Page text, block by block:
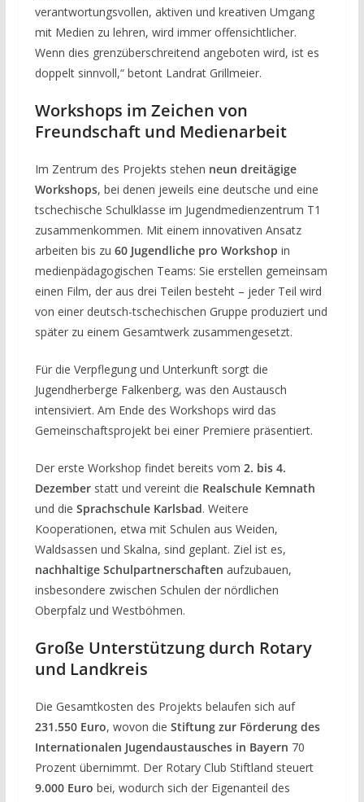
verantwortungsvollen, aktiven und kreativen Umgang
mit Medien zu lehren, wird immer offensichtlicher.
Wenn dies grenzüberschreitend angeboten wird, ist es
doppelt sinnvoll,“ betont Landrat Grillmeier.
Workshops im Zeichen von
Freundschaft und Medienarbeit
Im Zentrum des Projekts stehen neun dreitägige
Workshops, bei denen jeweils eine deutsche und eine
tschechische Schulklasse im Jugendmedienzentrum T1
zusammenkommen. Mit einem innovativen Ansatz
arbeiten bis zu 60 Jugendliche pro Workshop in
medienpädagogischen Teams: Sie erstellen gemeinsam
einen Film, der aus drei Teilen besteht – jeder Teil wird
von einer deutsch-tschechischen Gruppe produziert und
später zu einem Gesamtwerk zusammengesetzt.
Für die Verpflegung und Unterkunft sorgt die
Jugendherberge Falkenberg, was den Austausch
intensiviert. Am Ende des Workshops wird das
Gemeinschaftsprojekt bei einer Premiere präsentiert.
Der erste Workshop findet bereits vom 2. bis 4.
Dezemberstatt und vereint die Realschule Kemnath
und die Sprachschule Karlsbad. Weitere
Kooperationen, etwa mit Schulen aus Weiden,
Waldsassen und Skalna, sind geplant. Ziel ist es,
nachhaltige Schulpartnerschaften aufzubauen,
insbesondere zwischen Schulen der nördlichen
Oberpfalz und Westböhmen.
Große Unterstützung durch Rotary
und Landkreis
Die Gesamtkosten des Projekts belaufen sich auf
231.550 Euro, wovon die Stiftung zur Förderung des
Internationalen Jugendaustausches in Bayern 70
Prozent übernimmt. Der Rotary Club Stiftland steuert
9.000 Euro bei, wodurch sich der Eigenanteil des